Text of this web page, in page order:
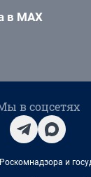
в MAX
в соцсетях
и